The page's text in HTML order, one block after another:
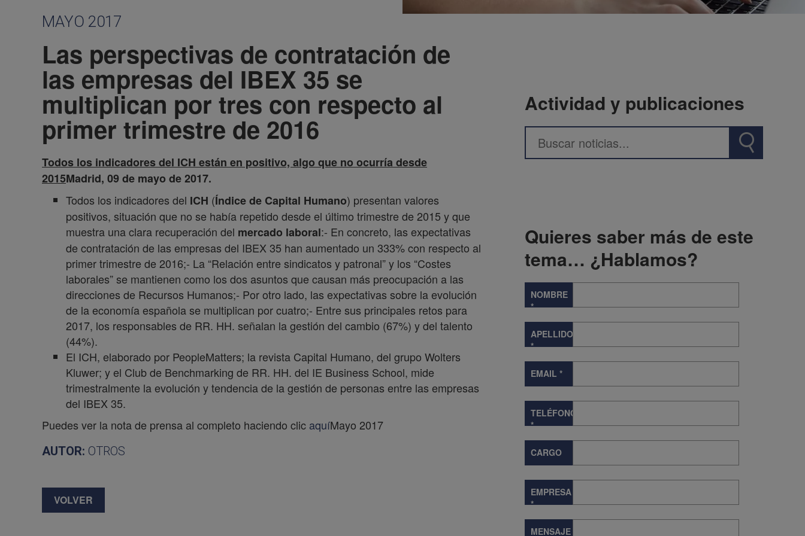
MAYO 2017
Las perspectivas de contratación de
las empresas del IBEX 35 se
multiplican por tres con respecto al
primer trimestre de 2016
Todos los indicadores del ICH están en positivo, algo que no ocurría desde
2015Madrid, 09 de mayo de 2017.
Todos los indicadores del ICH (Índice de Capital Humano) presentan valores
positivos, situación que no se había repetido desde el último trimestre de 2015 y que
muestra una clara recuperación del mercado laboral:- En concreto, las expectativas
de contratación de las empresas del IBEX 35 han aumentado un 333% con respecto al
primer trimestre de 2016;- La “Relación entre sindicatos y patronal” y los “Costes
laborales” se mantienen como los dos asuntos que causan más preocupación a las
direcciones de Recursos Humanos;- Por otro lado, las expectativas sobre la evolución
de la economía española se multiplican por cuatro;- Entre sus principales retos para
2017, los responsables de RR. HH. señalan la gestión del cambio (67%) y del talento
(44%).
El ICH, elaborado por PeopleMatters; la revista Capital Humano, del grupo Wolters
Kluwer; y el Club de Benchmarking de RR. HH. del IE Business School, mide
trimestralmente la evolución y tendencia de la gestión de personas entre las empresas
del IBEX 35.
Puedes ver la nota de prensa al completo haciendo clic aquíMayo 2017
AUTOR: OTROS
VOLVER
Actividad y publicaciones
Quieres saber más de este
tema… ¿Hablamos?
NOMBRE
*
APELLIDOS
*
EMAIL*
TELÉFONO
*
CARGO
EMPRESA
*
MENSAJE